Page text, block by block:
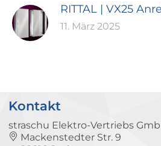
RITTAL | VX25
11. März 2025
Kontakt
straschu Elektro-Vertriebs
Mackenstedter Str. 9